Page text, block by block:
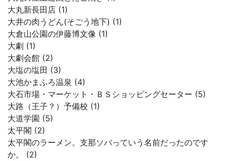
大丸新長田店 (1)
大井の肉うどん(そごう地下) (1)
大倉山公園の伊藤博文像 (1)
大劇 (1)
大劇会館 (2)
大塩の塩田 (3)
大池かまふろ温泉 (4)
大石市場・マーケット・ＢＳショッピングセーター (5)
大路（王子？）予備校 (1)
大道学園 (5)
太平閣 (2)
太平閣のラーメン。支那ソバっていう名前だったのです
か。 (2)